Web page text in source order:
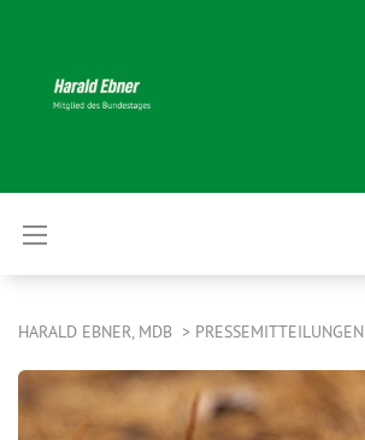
HARALD EBNER, MDB PRESSEMITTEILUNGEN